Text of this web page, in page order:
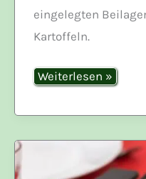
eingelegten
Kartoffeln.
schweizer
Raclette
Weiterlesen »